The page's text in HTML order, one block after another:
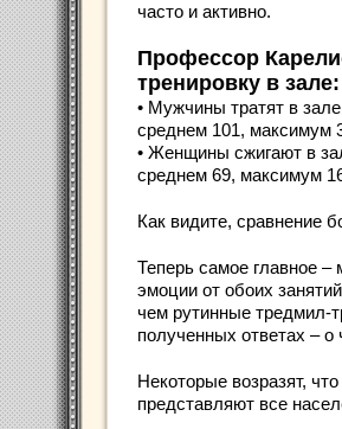
часто и активно.
Профессор
тренировку в зале:
• Мужчины тратят в
среднем 101, максимум
• Женщины сжигают в
среднем 69, максимум
Как видите, сравнение
Теперь самое главное –
эмоции от обоих
чем рутинные тредмил-
полученных ответах –
Некоторые возразят,
представляют все